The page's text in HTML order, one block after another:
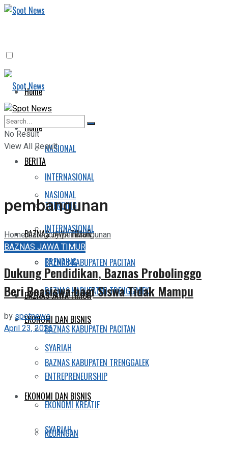
Home
BERITA
NASIONAL
INTERNASIONAL
TRENDING
BAZNAS JAWA TIMUR
BAZNAS KABUPATEN PACITAN
BAZNAS KABUPATEN TRENGGALEK
EKONOMI DAN BISNIS
SYARIAH
ENTREPRENEURSHIP
EKONOMI KREATIF
KEUANGAN
Home
BERITA
NASIONAL
INTERNASIONAL
TRENDING
BAZNAS JAWA TIMUR
BAZNAS KABUPATEN PACITAN
BAZNAS KABUPATEN TRENGGALEK
EKONOMI DAN BISNIS
SYARIAH
No Result
View All Result
pembangunan
HomeCategorypembangunan
BAZNAS JAWA TIMUR
Dukung Pendidikan, Baznas Probolinggo
Beri Beasiswa bagi Siswa Tidak Mampu
byspotnews
April 23, 2026